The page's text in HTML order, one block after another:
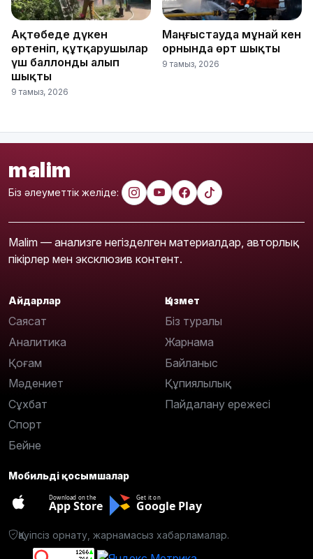
Ақтөбеде дүкен
өртеніп, құтқарушылар
үш баллонды алып
шықты
9 тамыз, 2026
Маңғыстауда мұнай кен
орнында өрт шықты
9 тамыз, 2026
malim
Біз әлеуметтік желіде:
Malim — анализге негізделген материалдар, авторлық
пікірлер мен эксклюзив контент.
Айдарлар
Саясат
Аналитика
Қоғам
Мәдениет
Сұхбат
Спорт
Бейне
Қызмет
Біз туралы
Жарнама
Байланыс
Құпиялылық
Пайдалану ережесі
Мобильді қосымшалар
Download on the
App Store
Get it on
Google Play
Қауіпсіз орнату, жарнамасыз хабарламалар.